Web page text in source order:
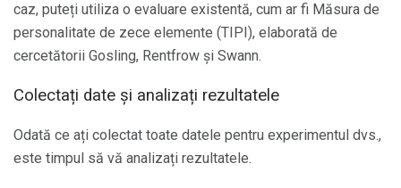
caz, puteți utiliza o evaluare existentă, cum ar fi Măsura de
personalitate de zece elemente (TIPI), elaborată de
cercetătorii Gosling, Rentfrow și Swann.
Colectați date și analizați rezultatele
Odată ce ați colectat toate datele pentru experimentul dvs.,
este timpul să vă analizați rezultatele.